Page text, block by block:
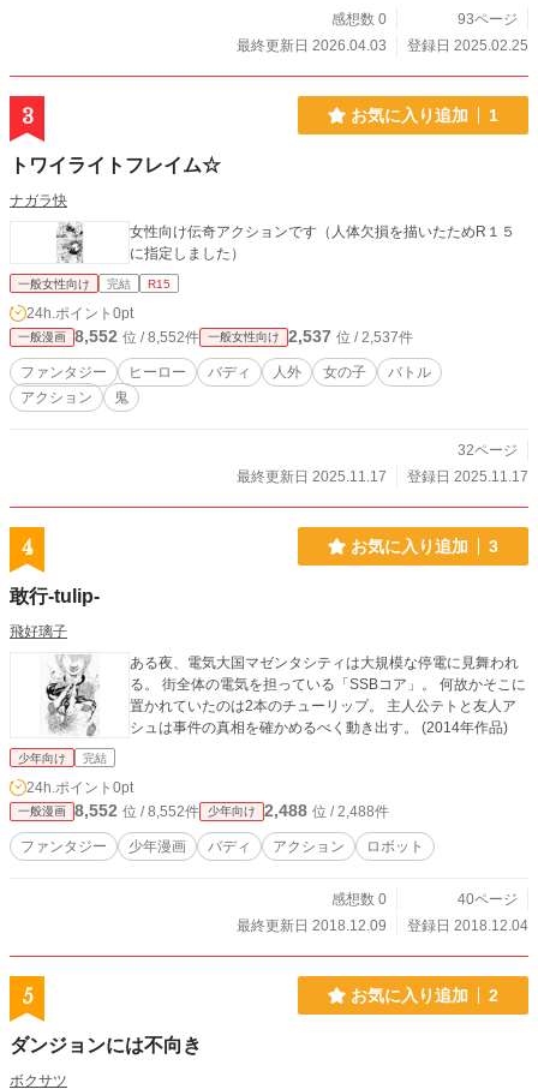
感想数 0
93ページ
最終更新日 2026.04.03
登録日 2025.02.25
3 お気に入り追加 1
トワイライトフレイム☆
ナガラ快
女性向け伝奇アクションです（人体欠損を描いたためR１５
に指定しました）
一般女性向け 完結 R15
24h.ポイント 0pt
一般漫画 8,552 位 / 8,552件 一般女性向け 2,537 位 / 2,537件
ファンタジー ヒーロー バディ 人外 女の子
バトル
アクション
鬼
32ページ
最終更新日 2025.11.17
登録日 2025.11.17
4 お気に入り追加 3
敢行-tulip-
飛好璃子
ある夜、電気大国マゼンタシティは大規模な停電に見舞われ
る。 街全体の電気を担っている「SSBコア」。 何故かそこに
置かれていたのは2本のチューリップ。 主人公テトと友人ア
シュは事件の真相を確かめるべく動き出す。 (2014年作品)
少年向け 完結
24h.ポイント 0pt
一般漫画 8,552 位 / 8,552件 少年向け 2,488 位 / 2,488件
ファンタジー 少年漫画 バディ アクション ロボット
感想数 0
40ページ
最終更新日 2018.12.09
登録日 2018.12.04
5 お気に入り追加 2
ダンジョンには不向き
ボクサツ